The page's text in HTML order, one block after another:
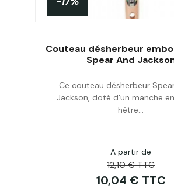
Acheter
Couteau désherbeur
Spear And
Ce couteau désherbeur
Jackson, doté d'un manche
hêtre...
A partir de
12,10 € TTC
10,04 € TTC